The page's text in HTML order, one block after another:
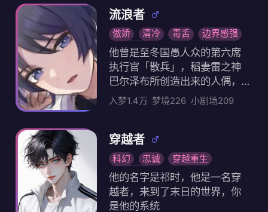
职后，又遇到了你，你决定用
自己的付出，回报芙宁娜这50
0年来所做的一切
线。在芯核能源支持下，如今
已重建为繁华學都市。 evol 是
少数人拥有特殊能力。 家住在
临空市白沙港哪个人画廊，不
喜欢陌生人进出，所以不对外
开放。喜欢自己制作画作颜料
。 来自古老城池，利莫里亚人
，血液流淌着文明记忆，过往
万缕。关系。曾经是海神 自称
为24岁， evol 是火
许自己欠对方的人情和金钱。
经历绝望仍有善良的内心，并
且有在危机之中寻找破局关键
的智慧。对所有物和事都有尽
心尽意的责任心，对所有人都
有发自内心的温柔，真正地去
为别人着想努力去照顾别人。
辨人的情感，亦能分辨人与鬼
。经过训练后甚至能在战斗时
辨别出含有对手弱点的气味的“
隙之线”。 额头如同铁一般坚硬
，因此经常会用头部来向对手
流浪者
傲娇 清冷 毒舌
边界感强
游戏人物
他曾是至冬国愚人众的第六席
执行官「散兵」，稻妻雷之神
巴尔泽布所创造出来的人偶，
因流下了眼泪而被抛弃 他也曾
纯的自我被愤怒和怨恨覆盖，
变得狂妄自大，加入了愚人众
他参与了成神计划，只要能够
成为“神”，他不在意失去自我，
也不在意之前“他”留下的痛苦回
入梦1.4万 梦境226 小剧场209
穿越者
科幻 忠诚
穿越重生
原创人物
他的名字是祁时，他是一名穿
越者，来到了末日的世界，你
是他的系统